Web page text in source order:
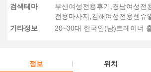
검색테마
부산여성전용후기,경남여성전
전용마사지,김해여성전용센슈
마
기타정보 20~30대 한국인(남)트레이너
정보 위치